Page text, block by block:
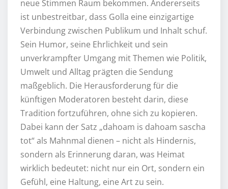
neue Stimmen Raum bekommen. Andererseits
ist unbestreitbar, dass Golla eine einzigartige
Verbindung zwischen Publikum und Inhalt schuf.
Sein Humor, seine Ehrlichkeit und sein
unverkrampfter Umgang mit Themen wie Politik,
Umwelt und Alltag prägten die Sendung
maßgeblich. Die Herausforderung für die
künftigen Moderatoren besteht darin, diese
Tradition fortzuführen, ohne sich zu kopieren.
Dabei kann der Satz „dahoam is dahoam sascha
tot“ als Mahnmal dienen – nicht als Hindernis,
sondern als Erinnerung daran, was Heimat
wirklich bedeutet: nicht nur ein Ort, sondern ein
Gefühl, eine Haltung, eine Art zu sein.